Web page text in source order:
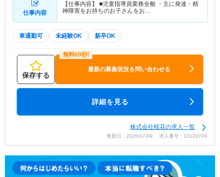
仕事内容
【仕事内容】 ■児童指導員業務全般 ・主に発達・精
神障害をお持ちのお子さんをお…
車通勤可 未経験OK 新卒OK
保存する
最新の募集状況を問い合わせる
詳細を見る
株式会社桜花の求人一覧
更新日：2026/07/09 求人番号：10120709